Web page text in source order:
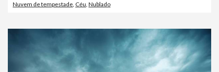
Nuvem de tempestade, Céu, Nublado